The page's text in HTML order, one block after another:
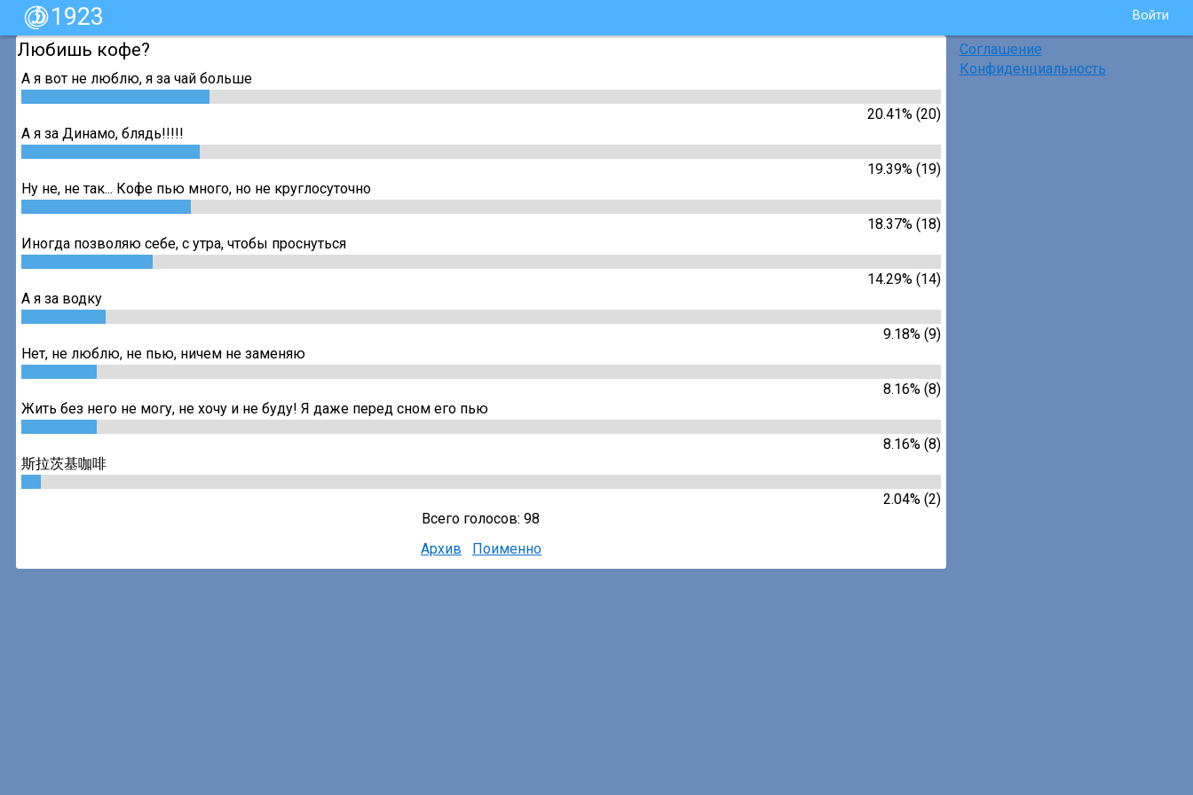
1923 Войти
Любишь кофе?
А я вот не люблю, я за чай больше
20.41% (20)
А я за Динамо, блядь!!!!!
19.39% (19)
Ну не, не так... Кофе пью много, но не круглосуточно
18.37% (18)
Иногда позволяю себе, с утра, чтобы проснуться
14.29% (14)
А я за водку
9.18% (9)
Нет, не люблю, не пью, ничем не заменяю
8.16% (8)
Жить без него не могу, не хочу и не буду! Я даже перед сном его пью
8.16% (8)
斯拉茨基咖啡
2.04% (2)
Всего голосов: 98
Архив
Поименно
Соглашение
Конфиденциальность